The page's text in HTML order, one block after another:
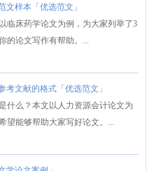
文样本「优选范文」
临床药学论文为例，为大家列举了3
的论文写作有帮助。...
考文献的格式「优选范文」
什么？本文以人力资源会计论文为
望能够帮助大家写好论文。...